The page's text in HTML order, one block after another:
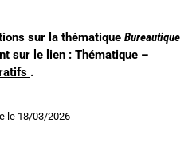
sur la thématique Bureautique
sur le lien : Thématique –
.
le 18/03/2026